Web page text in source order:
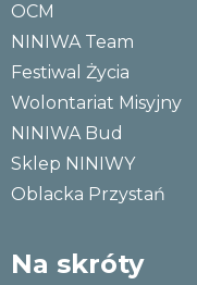
OCM
NINIWA Team
Festiwal Życia
Wolontariat Misyjny
NINIWA Bud
Sklep NINIWY
Oblacka Przystań
Na skróty